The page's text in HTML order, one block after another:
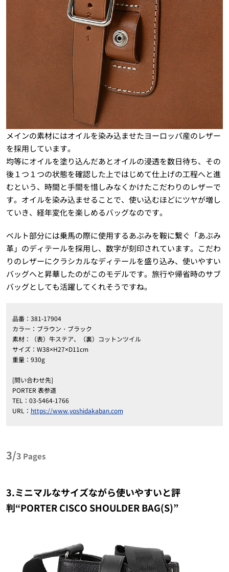
メインの素材にはオイルを染み込ませたヨーロッパ産のレザー
を採用しています。
均等にオイルを塗り込んだあとオイルの浸透を数日待ち、その
後１つ１つの状態を確認した上ではじめて仕上げの工程へと進
むという、時間と手間を惜しみなくかけたこだわりのレザーで
す。オイルを染み込ませることで、使い込むほどにツヤが増し
ていき、経年変化を楽しめるバッグなのです。
ベルト部分には乗馬の際に使用するあぶみを鞍に繋ぐ「あぶみ
革」のディテールを採用し、数字が刻印されています。こだわ
りのレザーにクラシカルなディテールを盛り込み、使いやすい
バッグへと昇華したのがこのモデルです。旅行や帰省時のサブ
バッグとしても活躍してくれそうですね。
品番：381-17904
カラー：ブラウン・ブラック
素材：（表）牛ステア、（裏）コットンツイル
サイズ：W38×H27×D11cm
重量：930g
[問い合わせ先]
PORTER 表参道
TEL：03-5464-1766
URL： https://www.yoshidakaban.com
3/3 Pages
3.ミニマルなサイズながら使いやすいと評
判“PORTER CISCO SHOULDER BAG(S)”